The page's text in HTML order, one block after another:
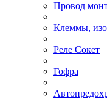
Провод
Клеммы,
Реле Сокет
Гофра